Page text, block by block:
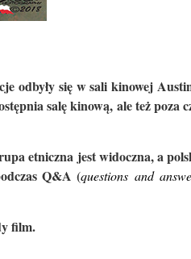
odbyły się w sali kinowej
salę kinową, ale też poza
etniczna jest widoczna, a
Q&A (questions and
film.